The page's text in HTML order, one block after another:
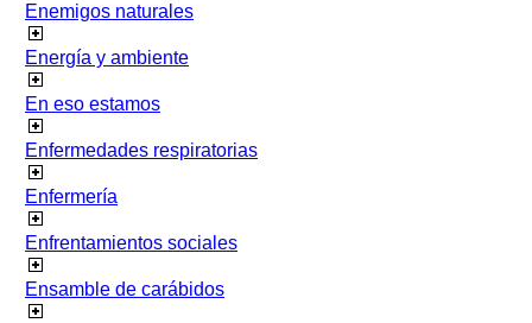
Enemigos naturales
Energía y ambiente
En eso estamos
Enfermedades respiratorias
Enfermería
Enfrentamientos sociales
Ensamble de carábidos